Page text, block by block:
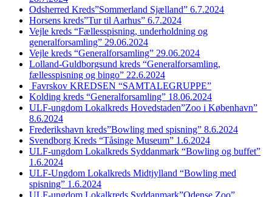
Odsherred Kreds”Sommerland Sjælland” 6.7.2024
Horsens kreds”Tur til Aarhus” 6.7.2024
Vejle kreds “Fællesspisning, underholdning og
generalforsamling” 29.06.2024
Vejle kreds “Generalforsamling” 29.06.2024
Lolland-Guldborgsund kreds “Generalforsamling,
fællesspisning og bingo” 22.6.2024
Favrskov KREDSEN “SAMTALEGRUPPE”
Kolding kreds “Generalforsamling” 18.06.2024
ULF-ungdom Lokalkreds Hovedstaden”Zoo i København”
8.6.2024
Frederikshavn kreds”Bowling med spisning” 8.6.2024
Svendborg Kreds “Tåsinge Museum” 1.6.2024
ULF-ungdom Lokalkreds Syddanmark “Bowling og buffet”
1.6.2024
ULF-Ungdom Lokalkreds Midtjylland “Bowling med
spisning” 1.6.2024